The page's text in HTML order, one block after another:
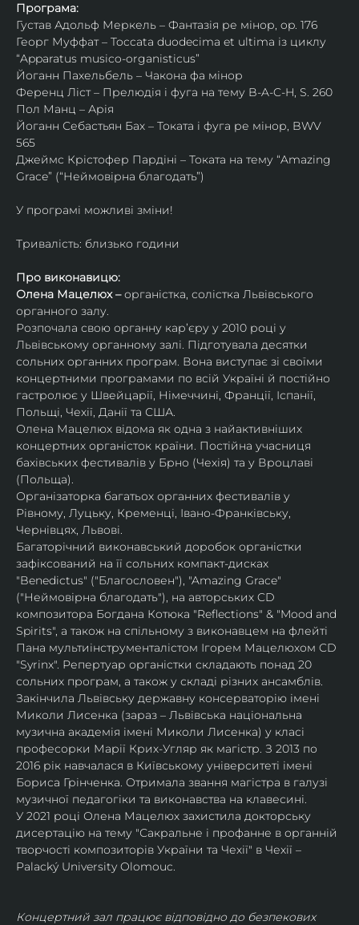
Програма:
Густав Адольф Меркель – Фантазія ре мінор, op. 176
Георг Муффат – Toccata duodecima et ultima із циклу
“Apparatus musico-organisticus”
Йоганн Пахельбель – Чакона фа мінор
Ференц Ліст – Прелюдія і фуга на тему B-A-C-H, S. 260
Пол Манц – Арія
Йоганн Себастьян Бах – Токата і фуга ре мінор, BWV
565
Джеймс Крістофер Пардіні – Токата на тему “Amazing
Grace” (“Неймовірна благодать”)
У програмі можливі зміни!
Тривалість: близько години
Про виконавицю:
Олена Мацелюх – органістка, солістка Львівського
органного залу.
Розпочала свою органну кар’єру у 2010 році у
Львівському органному залі. Підготувала десятки
сольних органних програм. Вона виступає зі своїми
концертними програмами по всій Україні й постійно
гастролює у Швейцарії, Німеччині, Франції, Іспанії,
Польщі, Чехії, Данії та США.
Олена Мацелюх відома як одна з найактивніших
концертних органісток країни. Постійна учасниця
бахівських фестивалів у Брно (Чехія) та у Вроцлаві
(Польща).
Організаторка багатьох органних фестивалів у
Рівному, Луцьку, Кременці, Івано-Франківську,
Чернівцях, Львові.
Багаторічний виконавський доробок органістки
зафіксований на її сольних компакт-дисках
"Benedictus" ("Благословен"), "Amazing Grace"
("Неймовірна благодать"), на авторських CD
композитора Богдана Котюка "Reflections" & "Mood and
Spirits", а також на спільному з виконавцем на флейті
Пана мультиінструменталістом Ігорем Мацелюхом CD
"Syrinx". Репертуар органістки складають понад 20
сольних програм, а також у складі різних ансамблів.
Закінчила Львівську державну консерваторію імені
Миколи Лисенка (зараз – Львівська національна
музична академія імені Миколи Лисенка) у класі
професорки Марії Крих-Угляр як магістр. З 2013 по
2016 рік навчалася в Київському університеті імені
Бориса Грінченка. Отримала звання магістра в галузі
музичної педагогіки та виконавства на клавесині.
У 2021 році Олена Мацелюх захистила докторську
дисертацію на тему "Сакральне і профанне в органній
творчості композиторів України та Чехії" в Чехії –
Palacký University Olomouc.
Концертний зал працює відповідно до безпекових